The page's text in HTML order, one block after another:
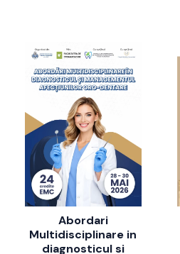
Abordari
Multidisciplinare in
diagnosticul si